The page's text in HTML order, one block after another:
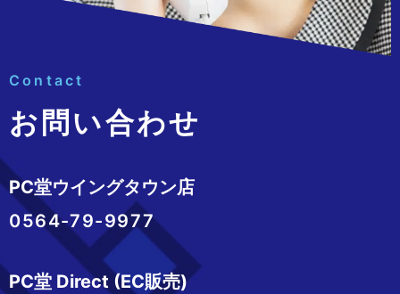
Contact
お問い合わせ
PC堂ウイングタウン店
0564-79-9977
PC堂 Direct (EC販売)